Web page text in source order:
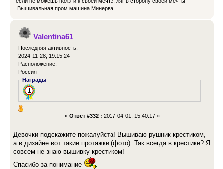
Вышивальная пром машина Минерва
Valentina61
Последняя активность:
2024-11-28, 19:15:24
Расположение:
Россия
Награды
« Ответ #332 : 2017-04-01, 15:40:17 »
Девочки подскажите пожалуйста! Вышиваю рушник крестиком,
а в дизайне вот такие протяжки (фото). Так всегда в крестике? Я
совсем не знаю вышивку крестиком!
Спасибо за понимание